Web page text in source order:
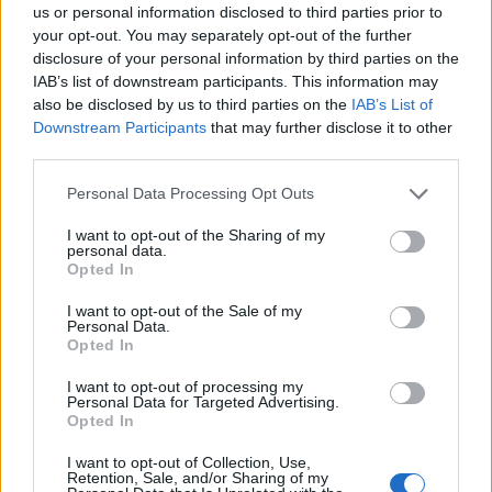
us or personal information disclosed to third parties prior to
your opt-out. You may separately opt-out of the further
disclosure of your personal information by third parties on the
IAB’s list of downstream participants. This information may
also be disclosed by us to third parties on the IAB’s List of
Downstream Participants that may further disclose it to other
Personal Data Processing Opt Outs
I want to opt-out of the Sharing of my
personal data.
Opted In
I want to opt-out of the Sale of my
Personal Data.
Opted In
I want to opt-out of processing my
Personal Data for Targeted Advertising.
Opted In
I want to opt-out of Collection, Use,
Retention, Sale, and/or Sharing of my
για ευελιξία στις εργασιακές σχέσεις και ζητά
την κατάργηση δύο μισθών ετησίως, έστω και με
την ενσωμάτωση τους. Με τον όρο ομαδικές
απολύσεις γίνεται προσπάθεια να περάσουν
διευκολύνσεις ως προς το κόστος των
απολύσεων, ώστε να διευκολυνθούν οι
αναδιαρθρώσεις των επιχειρήσεων. Μάλιστα αν
ο εργαζόμενος προσφύγει στα δικαστήρια και
δικαιωθεί, δεν υποχρεούται ο εργοδότης να τον
επαναπροσλάβει, αλλά μόνο να του χορηγήσει
αυξημένη αποζημίωση. Στο δημόσιο,
καθιερώνεται η κινητικότητα των εργαζομένων
ως υποχρεωτικό μέτρο, σε υπηρεσίες που
διαπιστώνεται έλλειψη προσωπικού.
οποίες επιτρέπεται απόλυση δημοσίου